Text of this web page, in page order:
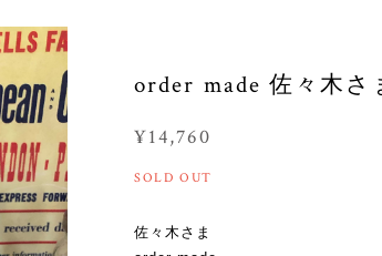
order made 佐々木さ
¥14,760
SOLD OUT
佐々木さま